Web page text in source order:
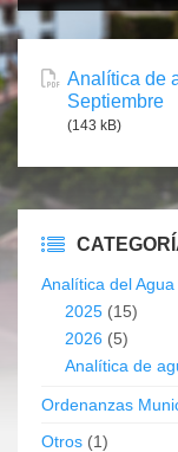
Analítica de
Septiembre
(143 kB)
Analítica del Agua
2025 (15)
2026 (5)
Analítica de
Ordenanzas
Otros (1)